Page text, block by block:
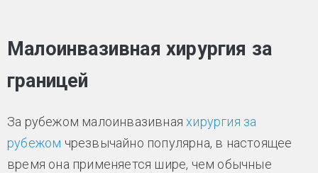
Малоинвазивная хирургия за
границей
За рубежом малоинвазивнаяхирургия за
рубежом чрезвычайно популярна, в настоящее
время она применяется шире, чем обычные